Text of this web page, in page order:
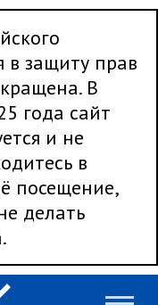
в защиту прав
В
года сайт
и не
в
посещение,
делать